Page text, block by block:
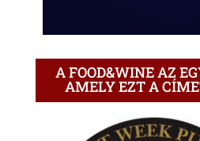
A FOOD&WINE AZ
AMELY EZT A